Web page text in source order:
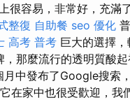
很容易，非常好，充滿
整復 自助餐 seo 優化
高考 普考 巨大的選擇
那麼流行的透明質酸
中發布了Google搜索
在家中也很受歡迎，我